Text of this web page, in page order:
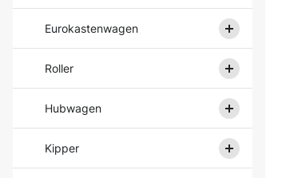
Eurokastenwagen
Roller
Hubwagen
Kipper